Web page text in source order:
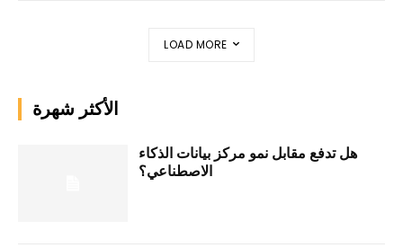
LOAD MORE
الأكثر شهرة
هل تدفع مقابل نمو مركز بيانات الذكاء
الاصطناعي؟